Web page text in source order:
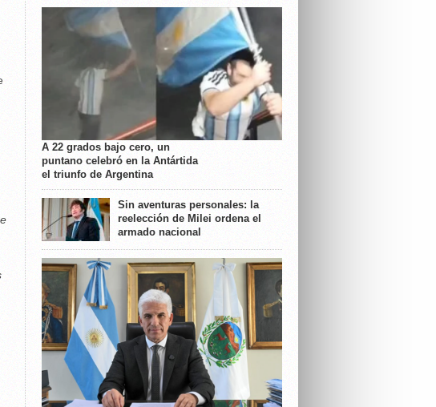
A 22 grados bajo cero, un
puntano celebró en la Antártida
el triunfo de Argentina
Sin aventuras personales: la
reelección de Milei ordena el
armado nacional